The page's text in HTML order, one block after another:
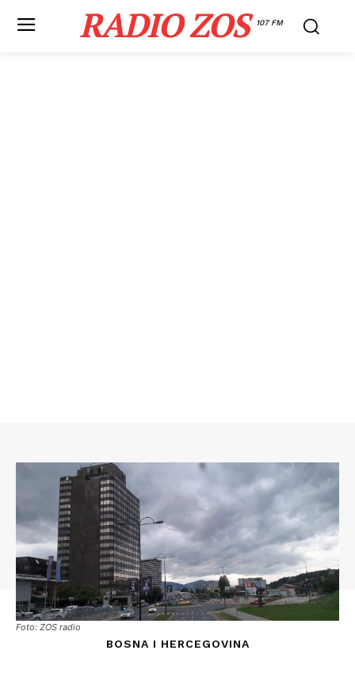
RADIO ZOS 107 FM
Foto: ZOS radio
BOSNA I HERCEGOVINA